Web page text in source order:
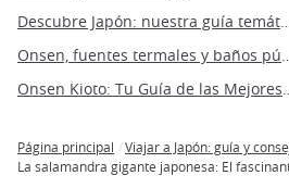
Descubre Japón:
Onsen, fuentes
Onsen Kioto: Tu Guía de
Breadcrumb
Página principal
Viajar a Japón: guía y
La salamandra gigante japonesa: El